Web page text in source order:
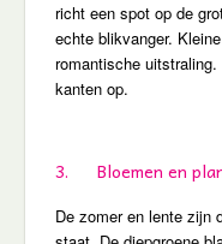
richt een spot op de
echte blikvanger.
romantische
kanten op.
3. Bloemen en
De zomer en lente zijn